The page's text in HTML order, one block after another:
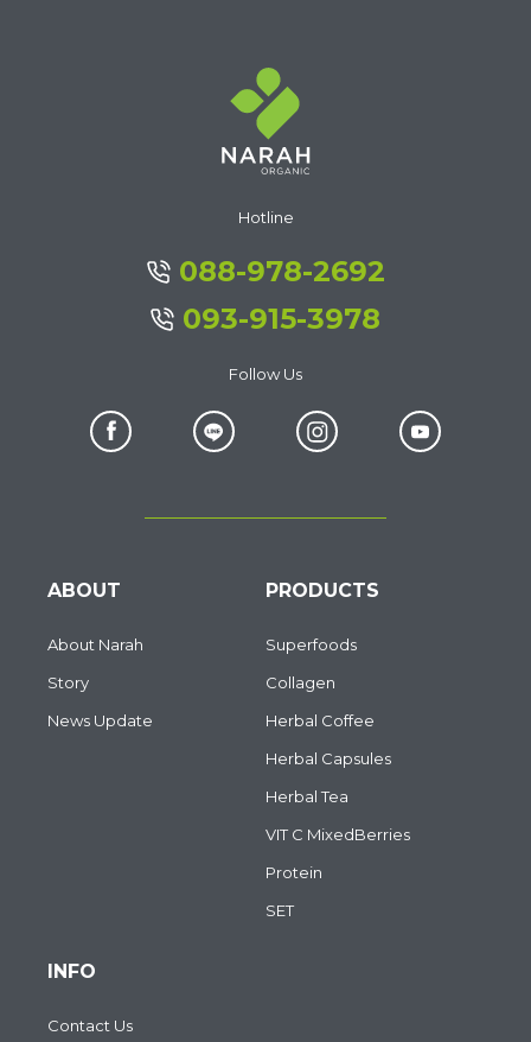
Hotline
088-978-2692
093-915-3978
Follow Us
ABOUT
About Narah
Story
News Update
PRODUCTS
Superfoods
Collagen
Herbal Coffee
Herbal Capsules
Herbal Tea
VIT C MixedBerries
Protein
SET
INFO
Contact Us